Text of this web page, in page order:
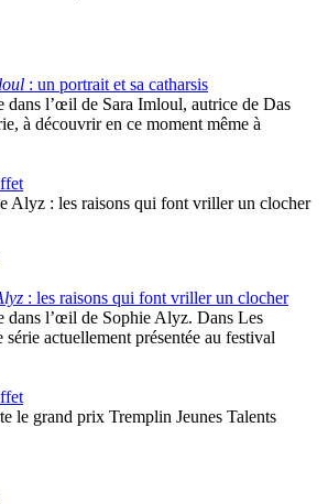
: un portrait et sa catharsis
dans l’œil de Sara Imloul, autrice de Das
à découvrir en ce moment même à
: les raisons qui font vriller un clocher
dans l’œil de Sophie Alyz. Dans Les
actuellement présentée au festival